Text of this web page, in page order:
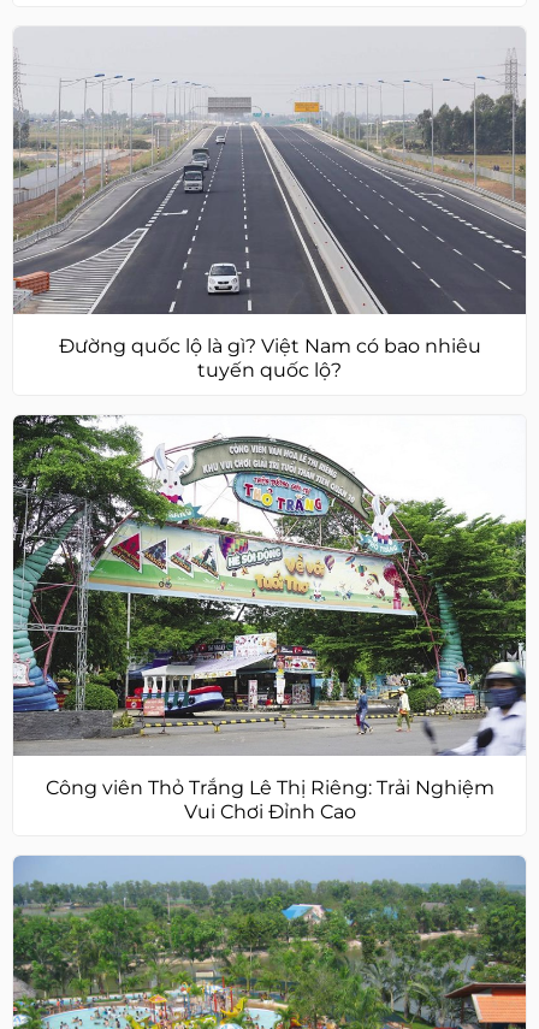
Đường quốc lộ là gì? Việt Nam có bao nhiêu
tuyến quốc lộ?
Công viên Thỏ Trắng Lê Thị Riêng: Trải Nghiệm
Vui Chơi Đỉnh Cao